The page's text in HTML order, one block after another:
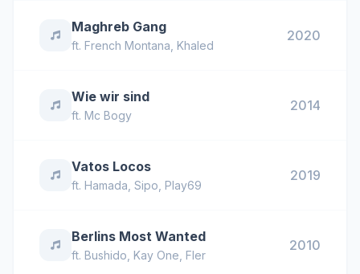
Maghreb Gang
ft. French Montana Khaled
2020
Wie wir sind
ft. Mc Bogy
2014
Vatos Locos
ft. Hamada Sipo Play69
2019
Berlins Most Wanted
ft. Bushido Kay One Fler
2010